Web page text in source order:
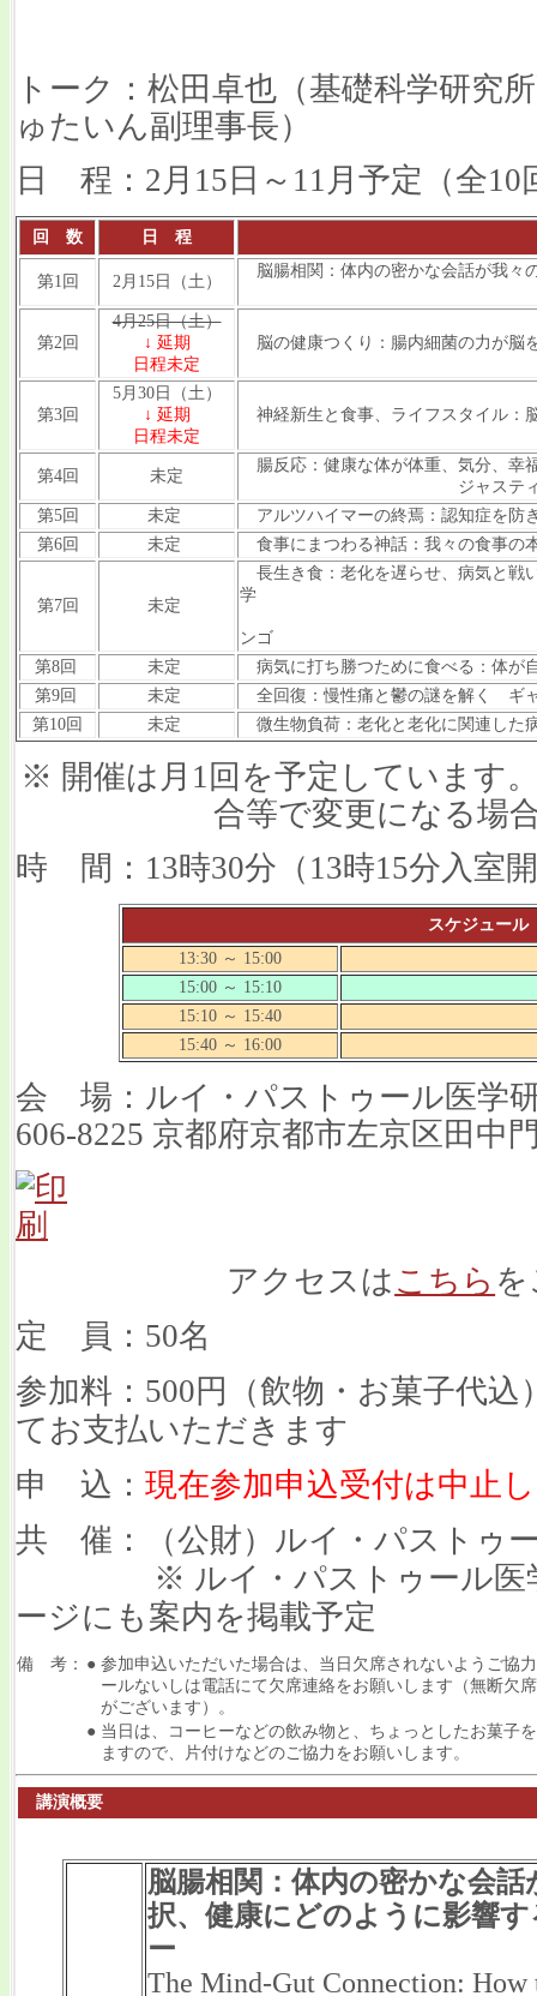
トーク：松田卓也（基礎科学研究
ゅたいん副理事長）
日 程：2月15日～11月予定（全10
回 数 日 程
第1回 2月15日（土）
脳腸相関：体内の密かな会話が我々
第2回
4月25日（土）
↓ 延期
日程未定
脳の健康つくり：腸内細菌の力が脳
第3回
5月30日（土）
↓ 延期
日程未定
神経新生と食事、ライフスタイル：
第4回 未定
腸反応：健康な体が体重、気分、幸
ジャスティン・ソンネン
第5回
未定
アルツハイマーの終焉：認知症を防
第6回
未定 食事にまつわる神話：我々の食事の
第7回 未定
長生き食：老化を遅らせ、病気と戦
学
ンゴ
第8回
未定
病気に打ち勝つために食べる：体が
第9回
未定
全回復：慢性痛と鬱の謎を解く ギ
第10回
未定 微生物負荷：老化と老化に関連した
※ 開催は月1回を予定しています
合等で変更になる場
時 間：13時30分（13時15分入室
スケジュール
13:30 ～ 15:00
15:00 ～ 15:10
15:10 ～ 15:40
15:40 ～ 16:00
会 場：ルイ・パストゥール医学
606-8225 京都府京都市左京区田中
アクセスは こちら
定 員：50名
参加料：500円（飲物・お菓子代
てお支払いただきます
申 込： 現在参加申込受付は中止
共 催：（公財）ルイ・パストゥ
※ ルイ・パストゥール医学
ージにも案内を掲載予定
備 考： ● 参加申込いただいた場合は、当日欠席されないようご協
ールないしは電話にて欠席連絡をお願いします（無断欠
がございます）。
● 当日は、コーヒーなどの飲み物と、ちょっとしたお菓子
ますので、片付けなどのご協力をお願いします。
講演概要
脳腸相関：体内の密かな会
択、健康にどのように影響
ー
The Mind-Gut Connection: How